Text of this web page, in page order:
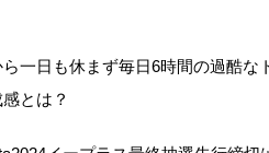
一日も休まず毎日6時間の過酷な
とは？